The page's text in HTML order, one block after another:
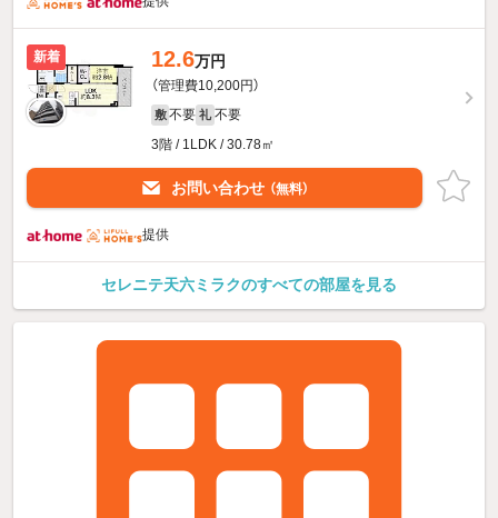
新着 12.6万円
（管理費10,200円）
敷 不要 礼 不要
3階 / 1LDK / 30.78㎡
お問い合わせ （無料）
提供
セレニテ天六ミラクのすべての部屋を見る